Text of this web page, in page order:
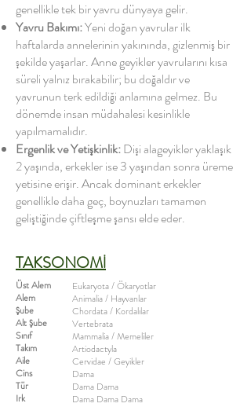
genellikle tek bir yavru dünyaya gelir.
Yavru Bakımı:Yeni doğan yavrular ilk
haftalarda annelerinin yakınında, gizlenmiş bir
şekilde yaşarlar. Anne geyikler yavrularını kısa
süreli yalnız bırakabilir; bu doğaldır ve
yavrunun terk edildiği anlamına gelmez. Bu
dönemde insan müdahalesi kesinlikle
yapılmamalıdır.
Ergenlik ve Yetişkinlik:Dişi alageyikler yaklaşık
2 yaşında, erkekler ise 3 yaşından sonra üreme
yetisine erişir. Ancak dominant erkekler
genellikle daha geç, boynuzları tamamen
geliştiğinde çiftleşme şansı elde eder.
TAKSONOMİ
Eukaryota / Ökaryotlar
Animalia / Hayvanlar
Chordata / Kordalılar
Vertebrata
Mammalia / Memeliler
Artiodactyla
Cervidae / Geyikler
Dama
​Dama Dama
Dama Dama Dama
Üst Alem
Alem
Şube
Alt Şube
Sınıf
Takım
Aile
Cins
Tür
Irk